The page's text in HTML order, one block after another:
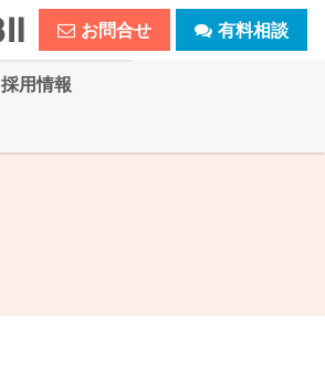
お問合せ 有料相談
採用情報